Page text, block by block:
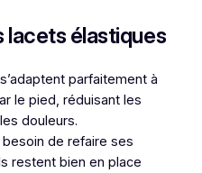
lacets élastiques
parfaitement à
le pied, réduisant les
douleurs.
de refaire ses
restent bien en place